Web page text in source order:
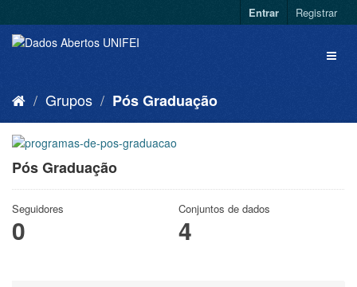
Entrar Registrar
Grupos Pós Graduação
Pós Graduação
Seguidores
0
Conjuntos de dados
4